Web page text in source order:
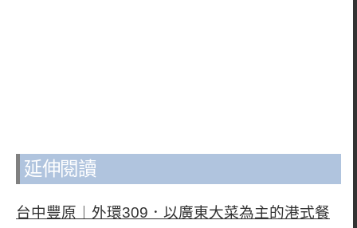
延伸閱讀
台中豐原︱外環309．以廣東大菜為主的港式餐